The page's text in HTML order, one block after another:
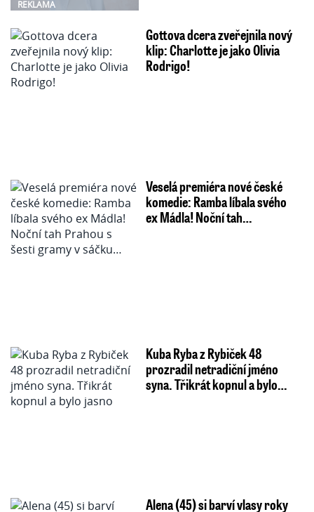
REKLAMA
Gottova dcera zveřejnila nový
klip: Charlotte je jako Olivia
Rodrigo!
Veselá premiéra nové české
komedie: Ramba líbala svého
ex Mádla! Noční tah…
Kuba Ryba z Rybiček 48
prozradil netradiční jméno
syna. Třikrát kopnul a bylo…
Alena (45) si barví vlasy roky